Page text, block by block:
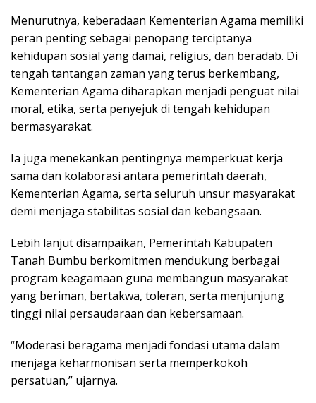
Menurutnya, keberadaan Kementerian Agama memiliki
peran penting sebagai penopang terciptanya
kehidupan sosial yang damai, religius, dan beradab. Di
tengah tantangan zaman yang terus berkembang,
Kementerian Agama diharapkan menjadi penguat nilai
moral, etika, serta penyejuk di tengah kehidupan
bermasyarakat.
Ia juga menekankan pentingnya memperkuat kerja
sama dan kolaborasi antara pemerintah daerah,
Kementerian Agama, serta seluruh unsur masyarakat
demi menjaga stabilitas sosial dan kebangsaan.
Lebih lanjut disampaikan, Pemerintah Kabupaten
Tanah Bumbu berkomitmen mendukung berbagai
program keagamaan guna membangun masyarakat
yang beriman, bertakwa, toleran, serta menjunjung
tinggi nilai persaudaraan dan kebersamaan.
“Moderasi beragama menjadi fondasi utama dalam
menjaga keharmonisan serta memperkokoh
persatuan,” ujarnya.